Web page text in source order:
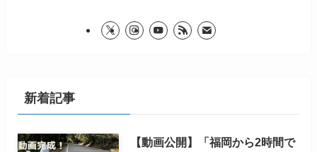
新着記事
【動画公開】「福岡から2時間で